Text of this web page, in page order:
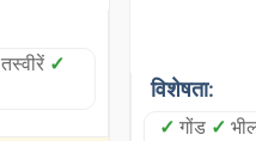
तस्वीरें ✓
विशेषता:
✓ गोंड ✓